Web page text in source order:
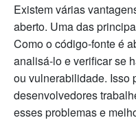
Existem várias
aberto. Uma das
Como o código-fonte é
analisá-lo e verificar se
ou vulnerabilidade. Isso
desenvolvedores
esses problemas e